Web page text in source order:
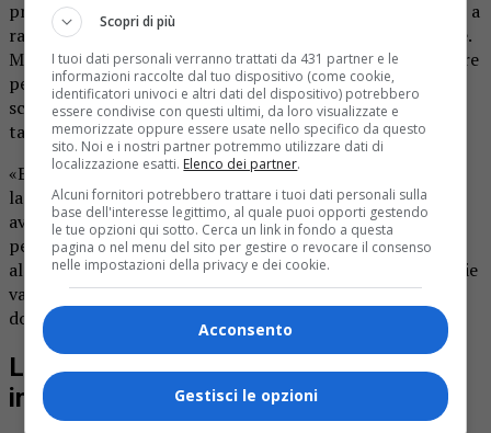
professore si rivelava sempre disponibile a chiacchierare e a
raccontare le cose che sapeva. E riusciva anche a sorridere.
Mi permetto di scherzarci sopra perché posso testimoniare
personalmente che, soprattutto nelle email che ci
scambiavamo spesso, il professore era gentilissimo e
talvolta addirittura spiritoso».
«Esattamente come appariva durante le conferenze, dove
lasciava trasparire tutto l’entusiasmo e la passione che
aveva messo nelle sue ricerche. Finché la salute glielo ha
permesso ha scattato continuativamente fotografie agli
alpeggi, agli edifici, alle opere agricole, artistiche ed edilizie
valsesiane, andando a collezionare un archivio
documentario impressionante».
Lascia un grande patrimonio
intellettuale
Scopri di più
I tuoi dati personali verranno trattati da 431 partner e le
informazioni raccolte dal tuo dispositivo (come cookie,
identificatori univoci e altri dati del dispositivo) potrebbero
essere condivise con questi ultimi, da loro visualizzate e
memorizzate oppure essere usate nello specifico da questo
sito. Noi e i nostri partner potremmo utilizzare dati di
localizzazione esatti. Elenco dei partner.
Alcuni fornitori potrebbero trattare i tuoi dati personali sulla
base dell'interesse legittimo, al quale puoi opporti gestendo
le tue opzioni qui sotto. Cerca un link in fondo a questa
pagina o nel menu del sito per gestire o revocare il consenso
nelle impostazioni della privacy e dei cookie.
Acconsento
Gestisci le opzioni